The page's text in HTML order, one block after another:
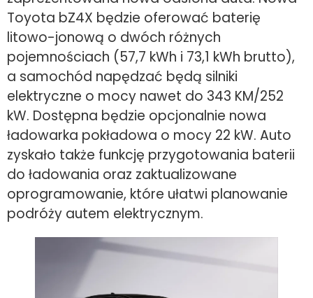
Toyota bZ4X będzie oferować baterię
litowo-jonową o dwóch różnych
pojemnościach (57,7 kWh i 73,1 kWh brutto),
a samochód napędzać będą silniki
elektryczne o mocy nawet do 343 KM/252
kW. Dostępna będzie opcjonalnie nowa
ładowarka pokładowa o mocy 22 kW. Auto
zyskało także funkcję przygotowania baterii
do ładowania oraz zaktualizowane
oprogramowanie, które ułatwi planowanie
podróży autem elektrycznym.